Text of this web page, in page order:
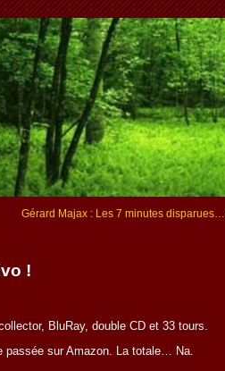
Gérard Majax : Les 7 minutes disparues…
!
BluRay, double CD et 33 tours.
passée sur Amazon. La totale… Na.